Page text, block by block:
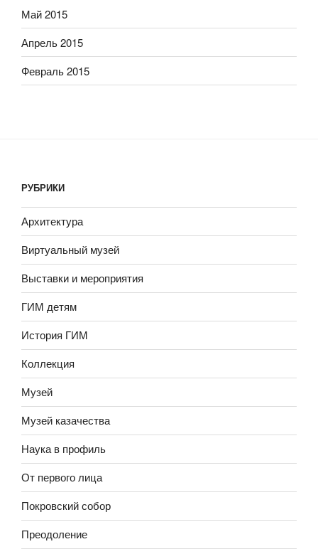
Май 2015
Апрель 2015
Февраль 2015
РУБРИКИ
Архитектура
Виртуальный музей
Выставки и мероприятия
ГИМ детям
История ГИМ
Коллекция
Музей
Музей казачества
Наука в профиль
От первого лица
Покровский собор
Преодоление